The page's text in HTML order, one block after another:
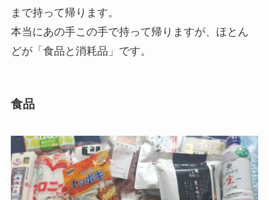
まで持って帰ります。
本当にあの手この手で持って帰りますが、ほとん
どが「食品と消耗品」です。
食品